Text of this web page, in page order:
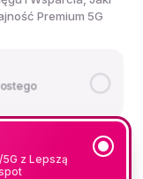
Premium 5G
z Lepszą